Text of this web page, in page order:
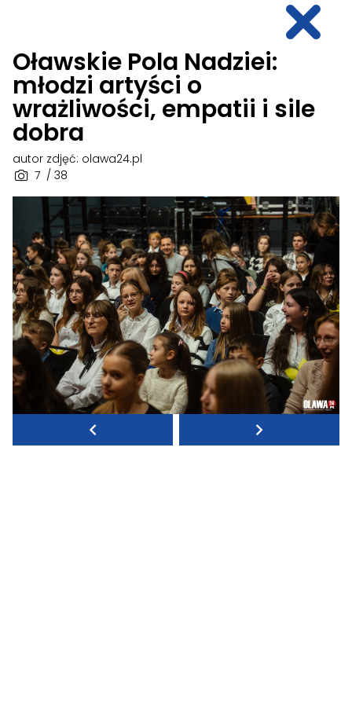
Oławskie Pola Nadziei:
młodzi artyści o
wrażliwości, empatii i sile
dobra
7 / 38
autor zdjęć: olawa24.pl